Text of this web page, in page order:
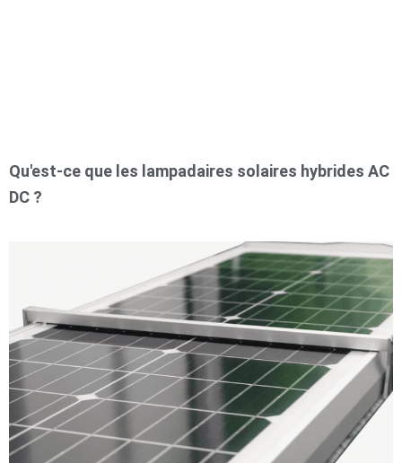
Qu'est-ce que les lampadaires solaires hybrides AC
DC ?